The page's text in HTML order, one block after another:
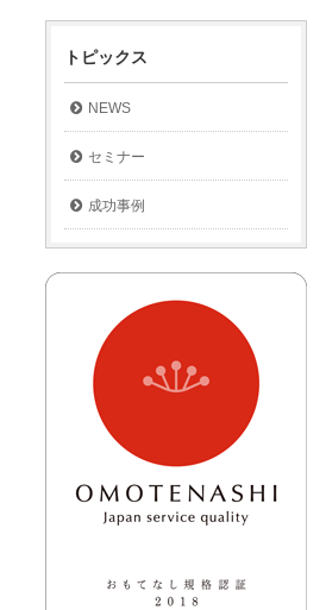
トピックス
NEWS
セミナー
成功事例